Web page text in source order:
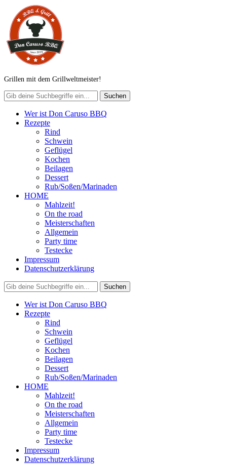
Grillen mit dem Grillweltmeister!
Wer ist Don Caruso BBQ
Rezepte
Rind
Schwein
Geflügel
Kochen
Beilagen
Dessert
Rub/Soßen/Marinaden
HOME
Mahlzeit!
On the road
Meisterschaften
Allgemein
Party time
Testecke
Impressum
Datenschutzerklärung
Wer ist Don Caruso BBQ
Rezepte
Rind
Schwein
Geflügel
Kochen
Beilagen
Dessert
Rub/Soßen/Marinaden
HOME
Mahlzeit!
On the road
Meisterschaften
Allgemein
Party time
Testecke
Impressum
Datenschutzerklärung